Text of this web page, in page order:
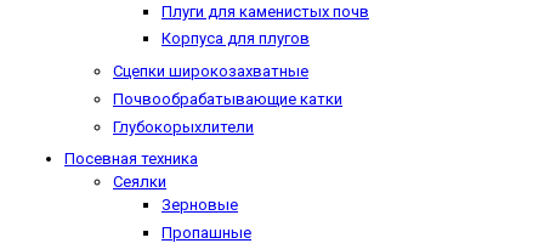
Плуги для каменистых почв
Корпуса для плугов
Сцепки широкозахватные
Почвообрабатывающие катки
Глубокорыхлители
Посевная техника
Сеялки
Зерновые
Пропашные